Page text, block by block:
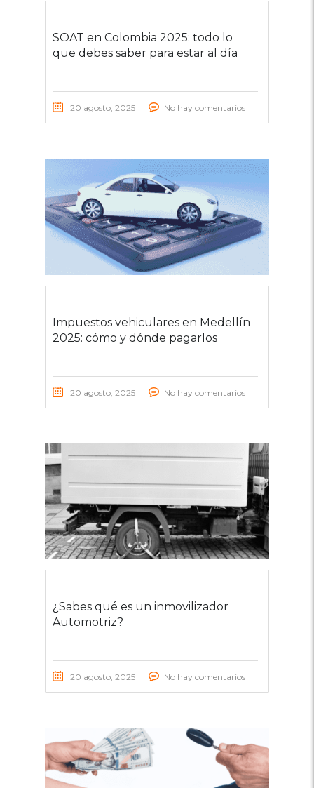
SOAT en Colombia 2025: todo lo
que debes saber para estar al día
20 agosto, 2025 No hay comentarios
Impuestos vehiculares en Medellín
2025: cómo y dónde pagarlos
20 agosto, 2025 No hay comentarios
¿Sabes qué es un inmovilizador
Automotriz?
20 agosto, 2025 No hay comentarios